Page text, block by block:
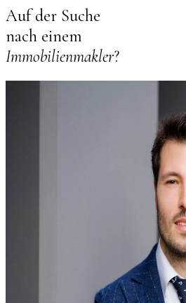
Auf der Suche
nach einem
Immobilienmakler?